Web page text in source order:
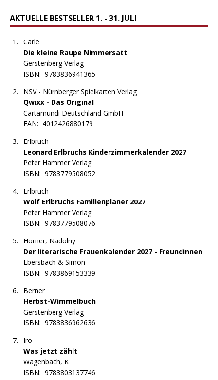
AKTUELLE BESTSELLER 1. - 31. JULI
Carle
Die kleine Raupe Nimmersatt
Gerstenberg Verlag
ISBN: 9783836941365
NSV - Nürnberger Spielkarten Verlag
Qwixx - Das Original
Cartamundi Deutschland GmbH
EAN: 4012426880179
Erlbruch
Leonard Erlbruchs Kinderzimmerkalender 2027
Peter Hammer Verlag
ISBN: 9783779508052
Erlbruch
Wolf Erlbruchs Familienplaner 2027
Peter Hammer Verlag
ISBN: 9783779508076
Hörner, Nadolny
Der literarische Frauenkalender 2027 - Freundinnen
Ebersbach & Simon
ISBN: 9783869153339
Berner
Herbst-Wimmelbuch
Gerstenberg Verlag
ISBN: 9783836962636
Iro
Was jetzt zählt
Wagenbach, K
ISBN: 9783803137746